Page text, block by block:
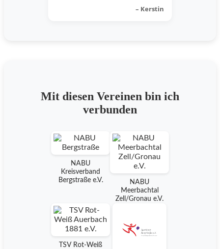
– Kerstin
Mit diesen Vereinen bin ich
verbunden
NABU
Kreisverband
Bergstraße e.V.
NABU
Meerbachtal
Zell/Gronau e.V.
TSV Rot-Weiß